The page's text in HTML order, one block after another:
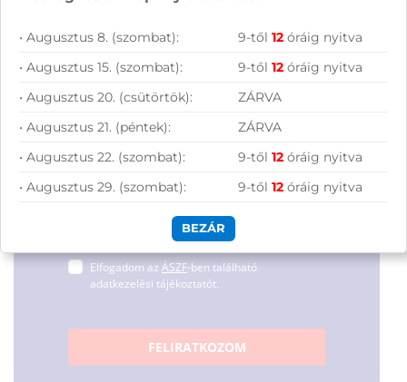
tanulásról vagy szórakozásról!
hírleveles közösségünkhöz, és hozd ki a
lehetőségeiből!
Hírlevelünkről bármikor leiratkozhatsz.
Elfogadom az ÁSZF-ben található
adatkezelési tájékoztatót.
FELIRATKOZOM
• Augusztus 8. (szombat): 9-től12 óráig nyitva
• Augusztus 15. (szombat):
9-től12 óráig nyitva
• Augusztus 20. (csütörtök):
ZÁRVA
• Augusztus 21. (péntek):
ZÁRVA
• Augusztus 22. (szombat):
9-től12 óráig nyitva
• Augusztus 29. (szombat):
9-től12 óráig nyitva
BEZÁR